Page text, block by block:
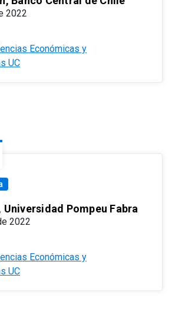
2022
Económicas y
UC
Pompeu Fabra
2022
Económicas y
UC